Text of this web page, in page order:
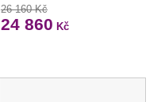
26 160 Kč
24 860 Kč